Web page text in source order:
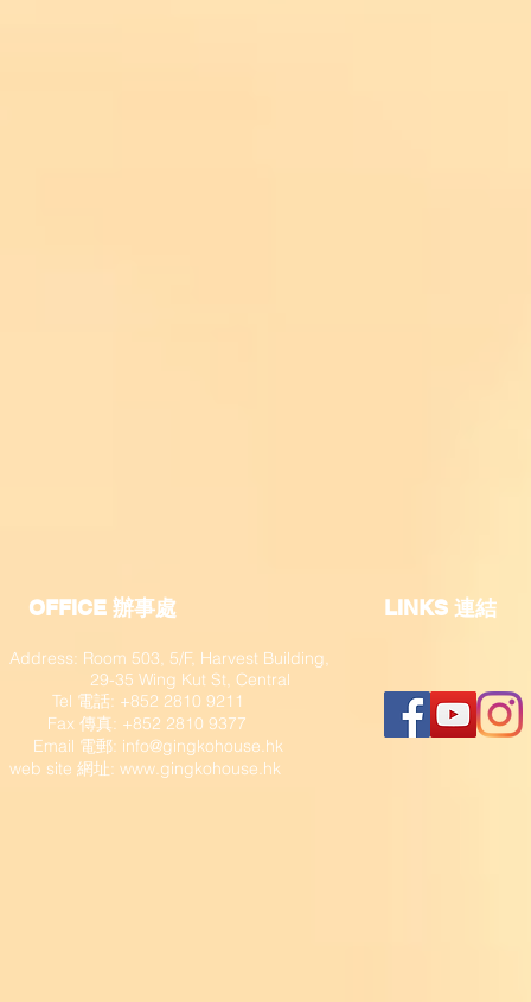
OFFICE 辦事處
Address: Room 503, 5/F, Harvest Building,
29-35 Wing Kut St, Central
Tel 電話: +852 2810 9211
Fax 傳真: +852 2810 9377
​ Email 電郵: info@gingkohouse.hk
web site 網址: www.gingkohouse.hk
​LINKS 連結